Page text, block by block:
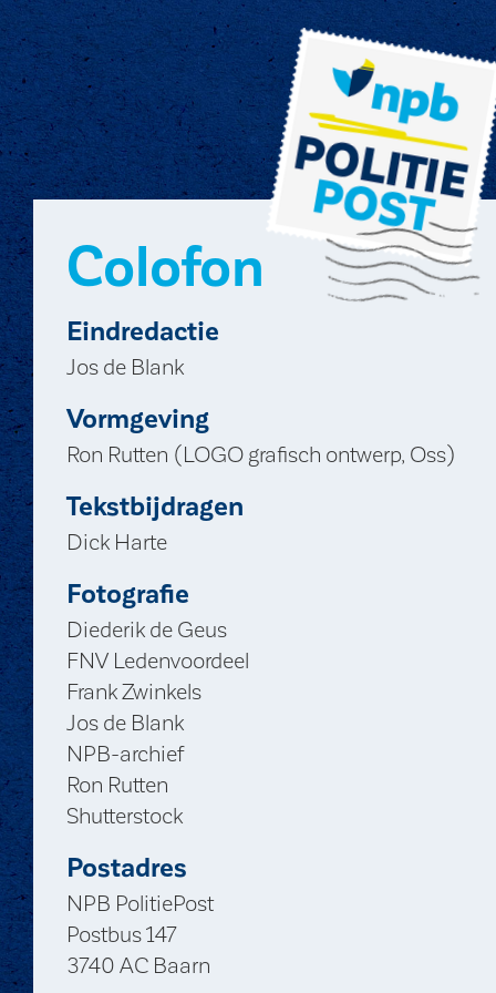
Colofon
Eindredactie
Jos de Blank
Vormgeving
Ron Rutten (LOGO grafisch ontwerp, Oss)
Tekstbijdragen
Dick Harte
Fotografie
Diederik de Geus
FNV Ledenvoordeel
Frank Zwinkels
Jos de Blank
NPB-archief
Ron Rutten
Shutterstock
Postadres
NPB PolitiePost
Postbus 147
3740 AC Baarn